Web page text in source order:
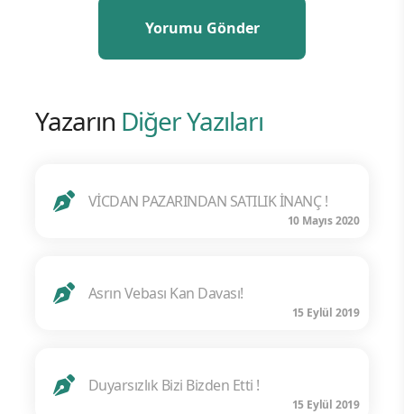
Yazarın Diğer Yazıları
VİCDAN PAZARINDAN SATILIK İNANÇ !
10 Mayıs 2020
Asrın Vebası Kan Davası!
15 Eylül 2019
Duyarsızlık Bizi Bizden Etti !
15 Eylül 2019